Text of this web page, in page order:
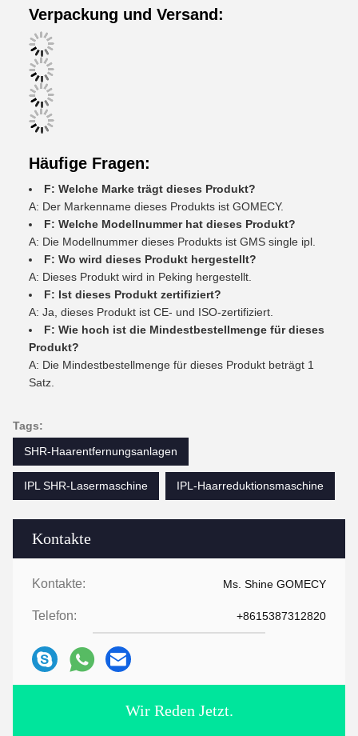
Kontakte
Kontakte: Ms. Shine GOMECY
Telefon: +8615387312820
Wir Reden Jetzt.
Verpackung und Versand:
Häufige Fragen:
F: Welche Marke trägt dieses Produkt?
A: Der Markenname dieses Produkts ist GOMECY.
F: Welche Modellnummer hat dieses Produkt?
A: Die Modellnummer dieses Produkts ist GMS single ipl.
F: Wo wird dieses Produkt hergestellt?
A: Dieses Produkt wird in Peking hergestellt.
F: Ist dieses Produkt zertifiziert?
A: Ja, dieses Produkt ist CE- und ISO-zertifiziert.
F: Wie hoch ist die Mindestbestellmenge für dieses
Produkt?
A: Die Mindestbestellmenge für dieses Produkt beträgt 1
Satz.
Tags:
SHR-Haarentfernungsanlagen
IPL SHR-Lasermaschine IPL-Haarreduktionsmaschine